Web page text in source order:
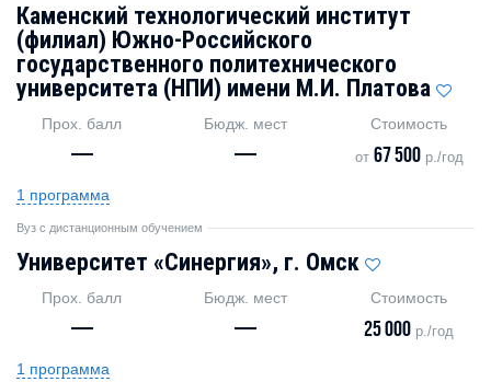
Каменский технологический институт
(филиал) Южно-Российского
государственного политехнического
университета (НПИ) имени М.И. Платова
Прох. балл
—
Бюдж. мест
—
Стоимость
от 67 500р./год
1 программа
Вуз с дистанционным обучением
Университет «Синергия», г. Омск
Прох. балл
—
Бюдж. мест
—
Стоимость
25 000 р./год
1 программа